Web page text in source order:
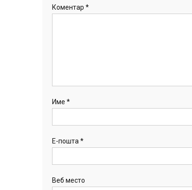
Коментар *
Име *
Е-пошта *
Веб место